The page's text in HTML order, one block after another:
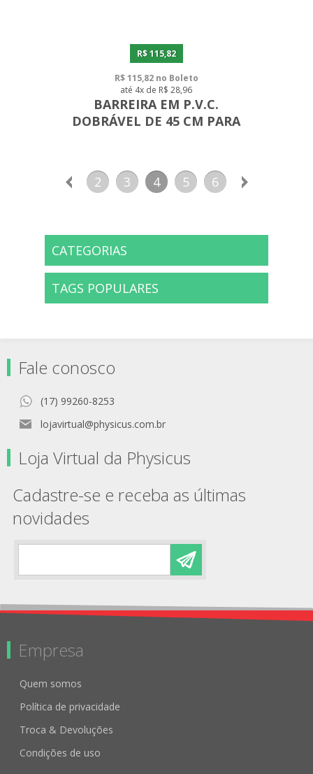
R$ 115,82
R$ 115,82 no Boleto
até 4x de R$ 28,96
BARREIRA EM P.V.C.
DOBRÁVEL DE 45 CM PARA
2
3 4 5 6
CATEGORIAS
TAGS POPULARES
Fale conosco
(17) 99260-8253
lojavirtual@physicus.com.br
Loja Virtual da Physicus
Cadastre-se e receba as últimas
novidades
Empresa
Quem somos
Política de privacidade
Troca & Devoluções
Condições de uso